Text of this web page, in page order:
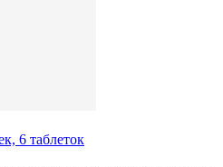
6 таблеток